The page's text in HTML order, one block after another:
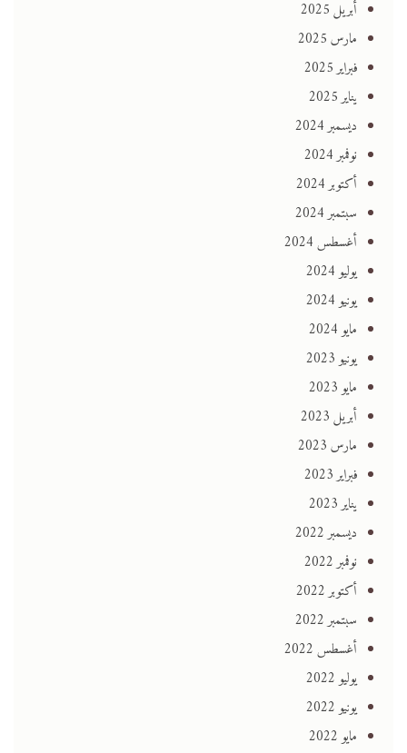
أبريل 2025
مارس 2025
فبراير 2025
يناير 2025
ديسمبر 2024
نوفمبر 2024
أكتوبر 2024
سبتمبر 2024
أغسطس 2024
يوليو 2024
يونيو 2024
مايو 2024
يونيو 2023
مايو 2023
أبريل 2023
مارس 2023
فبراير 2023
يناير 2023
ديسمبر 2022
نوفمبر 2022
أكتوبر 2022
سبتمبر 2022
أغسطس 2022
يوليو 2022
يونيو 2022
مايو 2022